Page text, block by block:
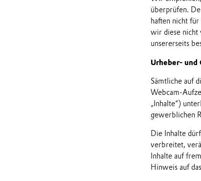
überprüfen.
haften nicht
wir diese nicht
unsererseits
Urheber- und
Sämtliche auf
Webcam-
„Inhalte“)
gewerblichen
Die Inhalte
verbreitet,
Inhalte auf
Hinweis auf